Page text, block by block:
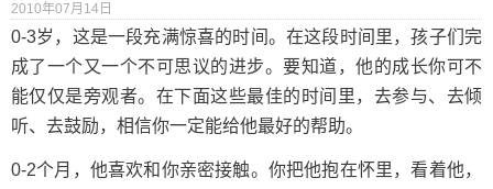
2010年07月14日
0-3岁，这是一段充满惊喜的时间。在这段时间里，孩子们完
成了一个又一个不可思议的进步。要知道，他的成长你可不
能仅仅是旁观者。在下面这些最佳的时间里，去参与、去倾
听、去鼓励，相信你一定能给他最好的帮助。
0-2个月，他喜欢和你亲密接触。你把他抱在怀里，看着他，